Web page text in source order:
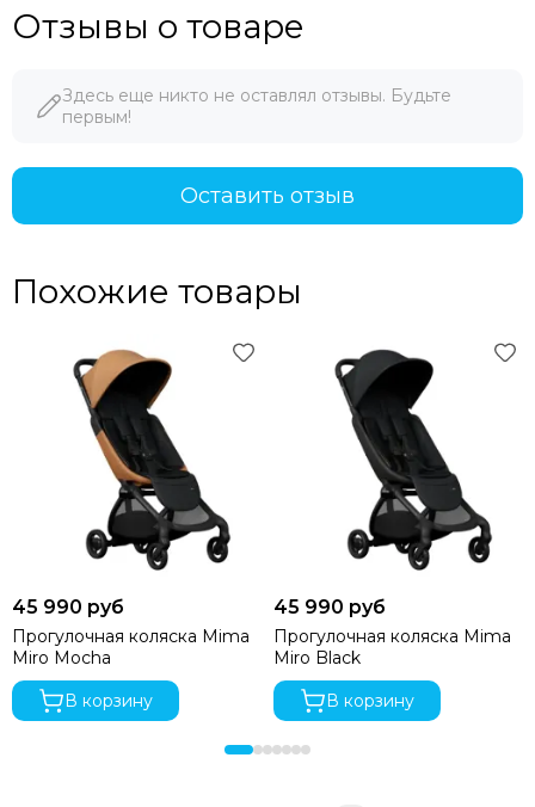
Отзывы о товаре
Здесь еще никто не оставлял отзывы. Будьте
первым!
Оставить отзыв
Похожие товары
45 990 руб
Прогулочная коляска Mima
Miro Mocha
В корзину
45 990 руб
Прогулочная коляска Mima
Miro Black
В корзину